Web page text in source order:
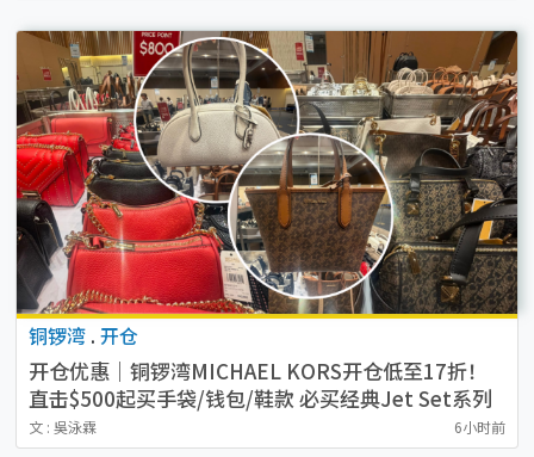
铜锣湾 . 开仓
开仓优惠｜铜锣湾MICHAEL KORS开仓低至17折！
直击$500起买手袋/钱包/鞋款 必买经典Jet Set系列
文 : 吳泳霖 6小时前